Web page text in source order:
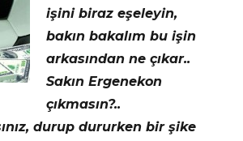
işini biraz eşeleyin,
bakın bakalım bu işin
arkasından ne çıkar..
Sakın Ergenekon
çıkmasın?..
durup dururken bir şike